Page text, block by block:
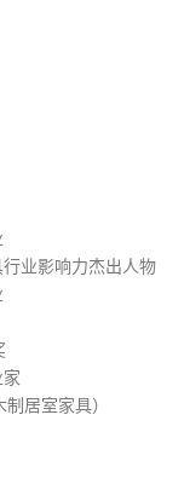
业影响力杰出人物
居室家具）